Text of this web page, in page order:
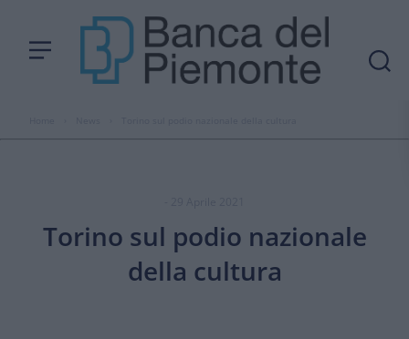
Torino sul podio nazionale
della cultura